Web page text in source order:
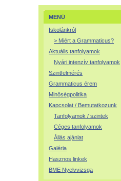
MENÜ
Iskolánkról
> Miért a Grammaticus?
Aktuális tanfolyamok
Nyári intenzív tanfolyamok
Szintfelmérés
Grammaticus érem
Minőségpolitika
Kapcsolat / Bemutatkozunk
Tanfolyamok / szintek
Céges tanfolyamok
Állás ajánlat
Galéria
Hasznos linkek
BME Nyelvvizsga